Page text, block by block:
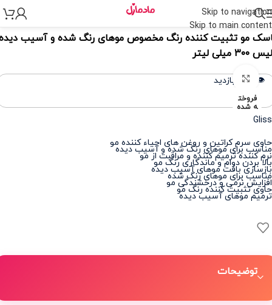
Skip to navigation
Skip to main content
> مراقبت و احیای مو
مو تثبیت کننده رنگ مخصوص موهای رنگ شده و آسیب
میلی لیتر
👁️ 330 بازدید
فروخت
ه شده
برای بزرگنمایی کلیک کنید
Gliss
حاوی سرم کراتین و روغن های احیاء کننده مو
مناسب برای موهای رنگ شده و آسیب دیده
نرم کننده ترمیم کننده و مراقبت از مو
بالا بردن دوام و ماندگاری رنگ مو
بازسازی بافت موهای آسیب دیده
مناسب برای موهای رنگ شده
افزایش نرمی و درخشندگی مو
حاوی تثبیت کننده رنگ مو
ترمیم موهای آسیب دیده
توضیحات